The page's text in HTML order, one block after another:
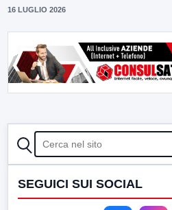
16 LUGLIO 2026
CERCA
SEGUICI SUI SOCIAL